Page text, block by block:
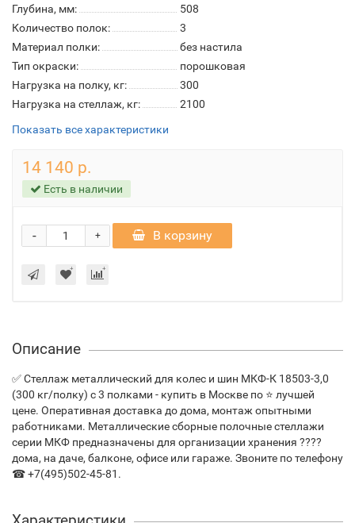
Глубина, мм:
508
Количество полок:
3
Материал полки:
без настила
Тип окраски:
порошковая
Нагрузка на полку, кг:
300
Нагрузка на стеллаж, кг:
2100
Показать все характеристики
14 140 р.
Есть в наличии
+
- В корзину
Описание
✅ Стеллаж металлический для колес и шин МКФ-К 18503-3,0
(300 кг/полку) с 3 полками - купить в Москве по ⭐ лучшей
цене. Оперативная доставка до дома, монтаж опытными
работниками. Металлические сборные полочные стеллажи
серии МКФ предназначены для организации хранения ????
дома, на даче, балконе, офисе или гараже. Звоните по телефону
☎ +7(495)502-45-81.